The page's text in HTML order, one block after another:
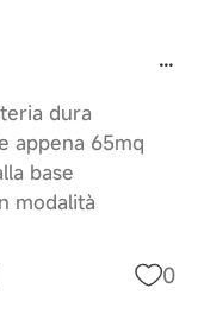
dura
appena 65mq
base
modalità
0